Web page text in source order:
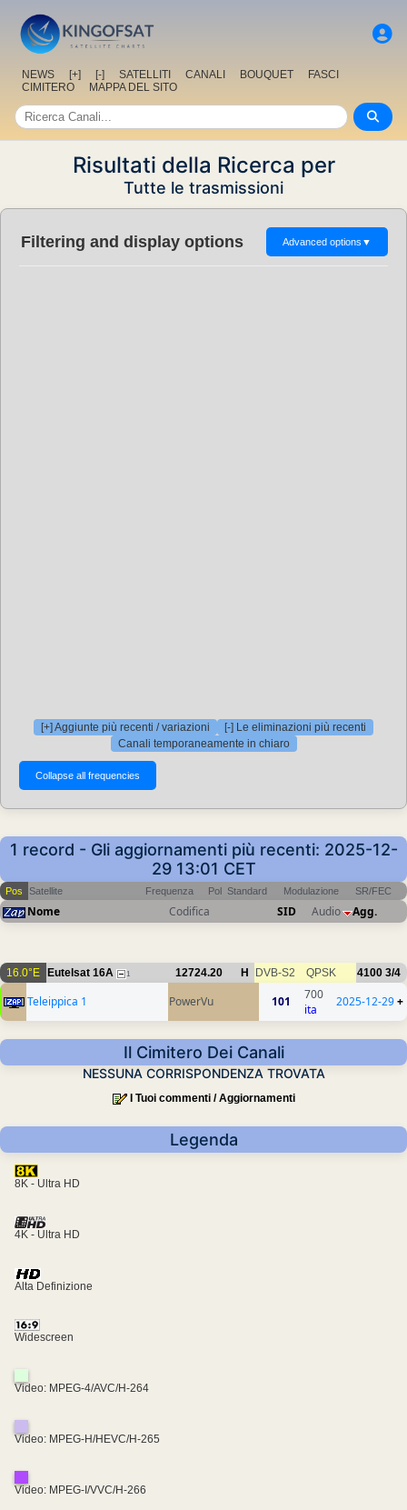
NEWS [+] [-] SATELLITI CANALI BOUQUET
FASCI
CIMITERO
MAPPA DEL SITO
Risultati della Ricerca per
Tutte le trasmissioni
Filtering and display options Advanced options ▼
[+] Aggiunte più recenti / variazioni
[-] Le eliminazioni più recenti
Canali temporaneamente in chiaro
1 record - Gli aggiornamenti più recenti: 2025-12-
29 13:01 CET
Pos Satellite Frequenza Pol Standard Modulazione SR/FEC
Nome Codifica SID Audio Agg.
16.0°E Eutelsat 16A 1 12724.20 H DVB-S2 QPSK 4100 3/4
Teleippica 1 PowerVu 101
700
ita
2025-12-29+
Il Cimitero Dei Canali
NESSUNA CORRISPONDENZA TROVATA
I Tuoi commenti / Aggiornamenti
Legenda
8K - Ultra HD
4K - Ultra HD
Alta Definizione
Widescreen
Video: MPEG-4/AVC/H-264
Video: MPEG-H/HEVC/H-265
Video: MPEG-I/VVC/H-266